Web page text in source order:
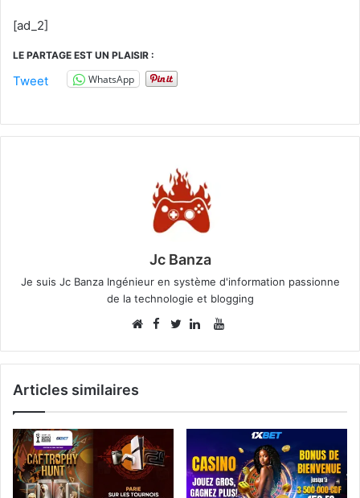
[ad_2]
LE PARTAGE EST UN PLAISIR :
Tweet WhatsApp
Jc Banza
Je suis Jc Banza Ingénieur en système d'information passionne
de la technologie et blogging
FacebookYouTube
Articles similaires